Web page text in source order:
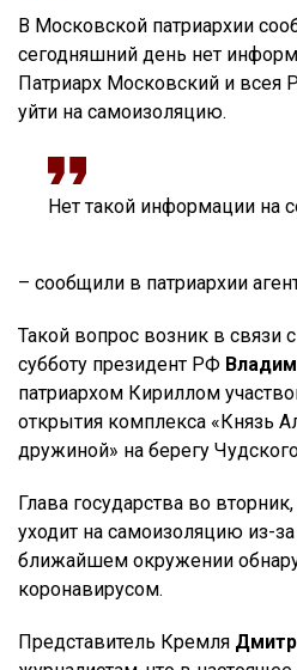
В Московской патриархии
сегодняшний день нет
Патриарх Московский и всея
уйти на самоизоляцию.
Нет такой информации на
– сообщили в патриархии
Такой вопрос возник в связи
субботу президент РФ
патриархом Кириллом
открытия комплекса «Князь
дружиной» на берегу
Глава государства во
уходит на самоизоляцию из-за
ближайшем окружении
коронавирусом.
Представитель Кремля